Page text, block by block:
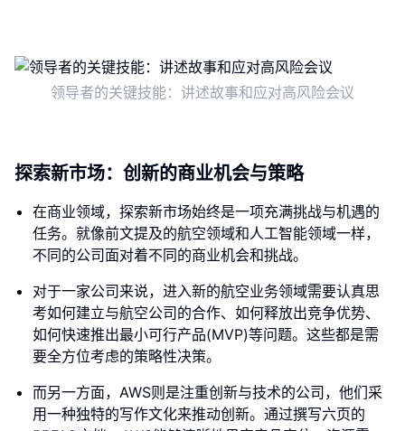
领导者的关键技能：讲述故事和应对高风险会议
探索新市场：创新的商业机会与策略
在商业领域，探索新市场始终是一项充满挑战与机遇的
任务。就像前文提及的航空领域和人工智能领域一样，
不同的公司面对着不同的商业机会和挑战。
对于一家公司来说，进入新的航空业务领域需要认真思
考如何建立与航空公司的合作、如何释放出竞争优势、
如何快速推出最小可行产品(MVP)等问题。这些都是需
要全方位考虑的策略性决策。
而另一方面，AWS则是注重创新与技术的公司，他们采
用一种独特的写作文化来推动创新。通过撰写六页的